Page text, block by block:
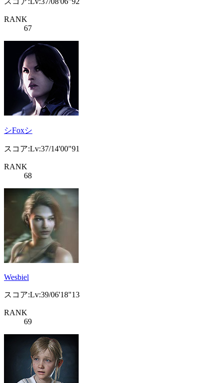
RANK
67
シFoxシ
スコア:Lv:37/14'00"91
RANK
68
Wesbiel
スコア:Lv:39/06'18"13
RANK
69